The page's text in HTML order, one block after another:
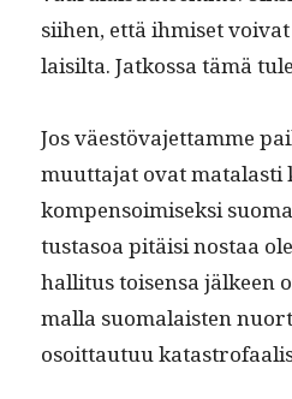
siihen, että ihmiset
laisil­ta. Jatkos­sa tämä
Jos väestö­va­jet­tamme
muut­ta­jat ovat mata­lasti
kom­pen­soimisek­si
tus­ta­soa pitäisi nos­taa
hal­li­tus toisen­sa jäl­keen
mal­la suo­ma­lais­ten
osoit­tau­tuu